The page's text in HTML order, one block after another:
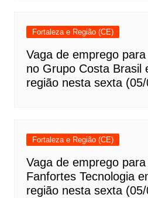
Fortaleza e Região (CE)
Vaga de emprego
no Grupo Costa Brasil
região nesta sexta
Fortaleza e Região (CE)
Vaga de emprego
Fanfortes Tecnologia
região nesta sexta